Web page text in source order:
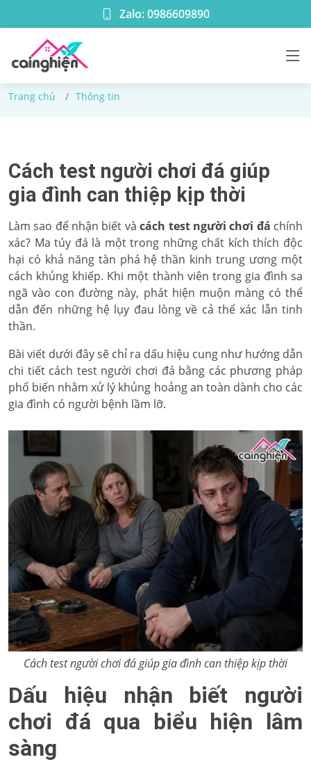
Zalo: 0986609890
Thông tin
Trang chủ Thông tin
Cách test người chơi đá giúp
gia đình can thiệp kịp thời
Làm sao để nhận biết vàcách test người chơi đá chính
xác? Ma túy đá là một trong những chất kích thích độc
hại có khả năng tàn phá hệ thần kinh trung ương một
cách khủng khiếp. Khi một thành viên trong gia đình sa
ngã vào con đường này, phát hiện muộn màng có thể
dẫn đến những hệ lụy đau lòng về cả thể xác lẫn tinh
thần.
Bài viết dưới đây sẽ chỉ ra dấu hiệu cung như hướng dẫn
chi tiết cách test người chơi đá bằng các phương pháp
phổ biến nhằm xử lý khủng hoảng an toàn dành cho các
gia đình có người bệnh lầm lỡ.
Cách test người chơi đá giúp gia đình can thiệp kịp thời
Dấu hiệu nhận biết người
chơi đá qua biểu hiện lâm
sàng